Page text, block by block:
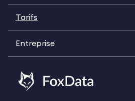
Tarifs
Entreprise